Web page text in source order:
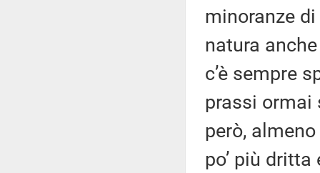
minoranze
natura
c’è sempre
prassi ormai
però,
po’ più